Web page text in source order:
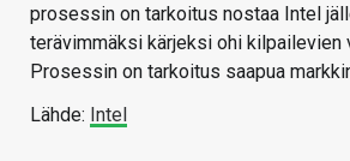
prosessin on tarkoitus nostaa Intel
terävimmäksi kärjeksi ohi kilpailevien
Prosessin on tarkoitus saapua
Lähde: Intel